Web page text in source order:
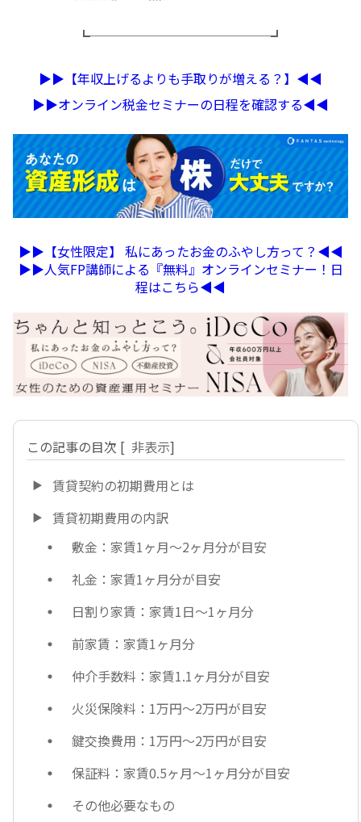
┗──────────────┛
▶︎▶︎【年収上げるよりも手取りが増える？】◀︎◀︎
▶︎▶︎オンライン税金セミナーの日程を確認する◀︎◀︎
▶︎▶︎【女性限定】 私にあったお金のふやし方って？◀︎◀︎
▶︎▶︎人気FP講師による『無料』オンラインセミナー！日
程はこちら◀︎◀︎
この記事の目次 [ 非表示]
賃貸契約の初期費用とは
賃貸初期費用の内訳
敷金：家賃1ヶ月～2ヶ月分が目安
礼金：家賃1ヶ月分が目安
日割り家賃：家賃1日～1ヶ月分
前家賃：家賃1ヶ月分
仲介手数料：家賃1.1ヶ月分が目安
火災保険料：1万円〜2万円が目安
鍵交換費用：1万円〜2万円が目安
保証料：家賃0.5ヶ月〜1ヶ月分が目安
その他必要なもの